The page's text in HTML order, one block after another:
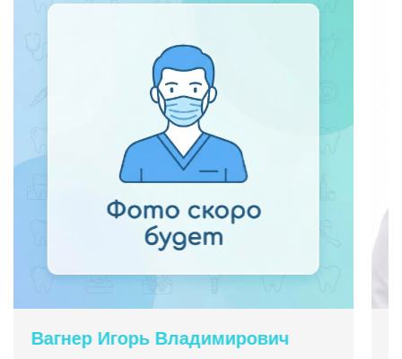
Вагнер Игорь Владимирович